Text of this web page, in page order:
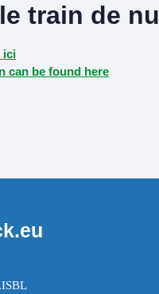
train de
ici
can be found here